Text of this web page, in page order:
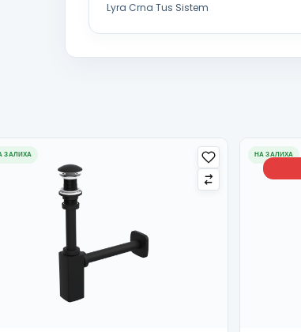
Lyra Crna Tus Sistem
ЗАЛИХА НА ЗАЛИХА